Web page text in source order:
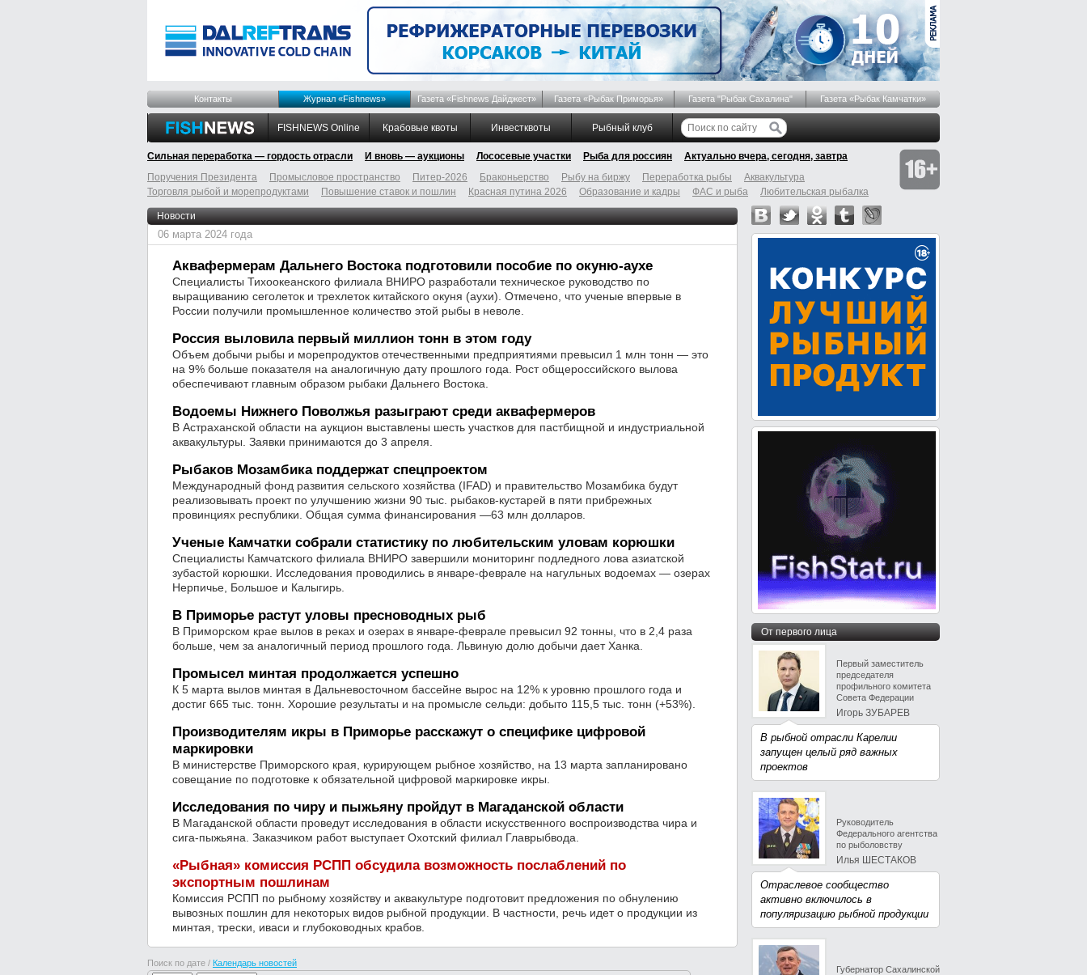
Контакты Журнал «Fishnews» Газета «Fishnews Дайджест» Газета «Рыбак Приморья» Газета "Рыбак Сахалина" Газета «Рыбак Камчатки»
FISHNEWS Online Крабовые квоты Инвестквоты Рыбный клуб
Сильная переработка — гордость отрасли И вновь — аукционы Лососевые участки Рыба для россиян
Актуально вчера, сегодня, завтра
Поручения Президента
Промысловое пространство Питер-2026 Браконьерство Рыбу на биржу Переработка рыбы
Аквакультура
Торговля рыбой и морепродуктами
Повышение ставок и пошлин Красная путина 2026 Образование и кадры ФАС и рыба Любительская рыбалка
Новости
06 марта 2024 года
Аквафермерам Дальнего Востока подготовили пособие по окуню-аухе
Специалисты Тихоокеанского филиала ВНИРО разработали техническое руководство по
выращиванию сеголеток и трехлеток китайского окуня (аухи). Отмечено, что ученые впервые в
России получили промышленное количество этой рыбы в неволе.
Россия выловила первый миллион тонн в этом году
Объем добычи рыбы и морепродуктов отечественными предприятиями превысил 1 млн тонн — это
на 9% больше показателя на аналогичную дату прошлого года. Рост общероссийского вылова
обеспечивают главным образом рыбаки Дальнего Востока.
Водоемы Нижнего Поволжья разыграют среди аквафермеров
В Астраханской области на аукцион выставлены шесть участков для пастбищной и индустриальной
аквакультуры. Заявки принимаются до 3 апреля.
Рыбаков Мозамбика поддержат спецпроектом
Международный фонд развития сельского хозяйства (IFAD) и правительство Мозамбика будут
реализовывать проект по улучшению жизни 90 тыс. рыбаков-кустарей в пяти прибрежных
провинциях республики. Общая сумма финансирования —63 млн долларов.
Ученые Камчатки собрали статистику по любительским уловам корюшки
Специалисты Камчатского филиала ВНИРО завершили мониторинг подледного лова азиатской
зубастой корюшки. Исследования проводились в январе-феврале на нагульных водоемах — озерах
Нерпичье, Большое и Калыгирь.
В Приморье растут уловы пресноводных рыб
В Приморском крае вылов в реках и озерах в январе-феврале превысил 92 тонны, что в 2,4 раза
больше, чем за аналогичный период прошлого года. Львиную долю добычи дает Ханка.
Промысел минтая продолжается успешно
К 5 марта вылов минтая в Дальневосточном бассейне вырос на 12% к уровню прошлого года и
достиг 665 тыс. тонн. Хорошие результаты и на промысле сельди: добыто 115,5 тыс. тонн (+53%).
Производителям икры в Приморье расскажут о специфике цифровой
маркировки
В министерстве Приморского края, курирующем рыбное хозяйство, на 13 марта запланировано
совещание по подготовке к обязательной цифровой маркировке икры.
Исследования по чиру и пыжьяну пройдут в Магаданской области
В Магаданской области проведут исследования в области искусственного воспроизводства чира и
сига-пыжьяна. Заказчиком работ выступает Охотский филиал Главрыбвода.
«Рыбная» комиссия РСПП обсудила возможность послаблений по
экспортным пошлинам
Комиссия РСПП по рыбному хозяйству и аквакультуре подготовит предложения по обнулению
вывозных пошлин для некоторых видов рыбной продукции. В частности, речь идет о продукции из
минтая, трески, иваси и глубоководных крабов.
Поиск по дате / Календарь новостей
От первого лица
Первый заместитель
председателя
профильного комитета
Совета Федерации
Игорь ЗУБАРЕВ
В рыбной отрасли Карелии
запущен целый ряд важных
проектов
Руководитель
Федерального агентства
по рыболовству
Илья ШЕСТАКОВ
Отраслевое сообщество
активно включилось в
популяризацию рыбной продукции
Губернатор Сахалинской